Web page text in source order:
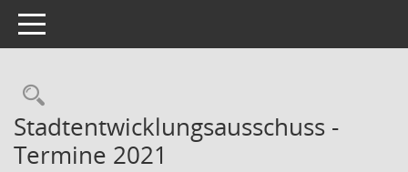
Toggle navigation
Rechercheauswahl
Stadtentwicklungsausschuss -
Termine 2021